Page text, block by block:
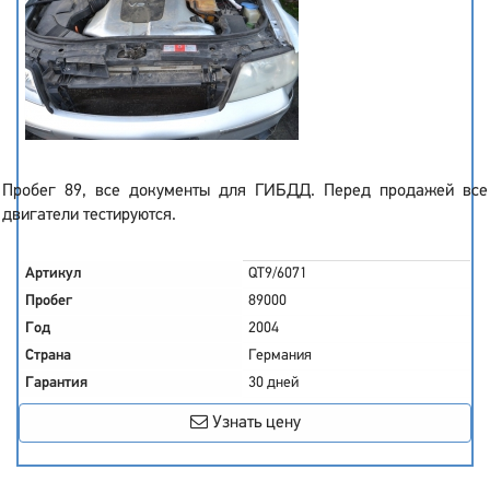
Пробег 89, все документы для ГИБДД. Перед продажей все
двигатели тестируются.
Артикул
QT9/6071
Пробег
89000
Год
2004
Страна
Германия
Гарантия
30 дней
Узнать цену